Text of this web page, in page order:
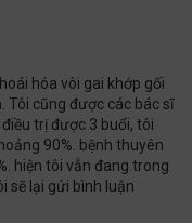
hóa vôi gai khớp gối
Tôi cũng được các bác sĩ
trị được 3 buổi, tôi
90%. bệnh thuyên
hiện tôi vẫn đang trong
sẽ lại gửi bình luận